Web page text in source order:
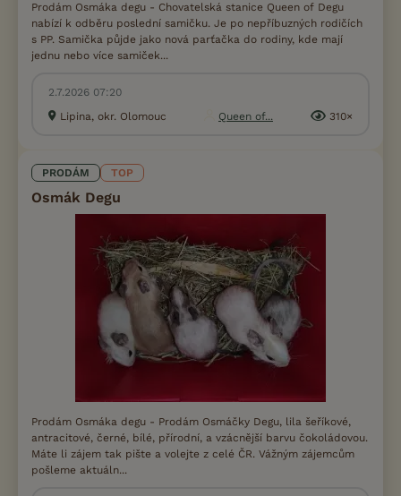
Prodám Osmáka degu - Chovatelská stanice Queen of Degu
nabízí k odběru poslední samičku. Je po nepříbuzných rodičích
s PP. Samička půjde jako nová parťačka do rodiny, kde mají
jednu nebo více samiček...
2.7.2026 07:20
Lipina, okr. Olomouc
Queen of... 310×
PRODÁM TOP
Osmák Degu
Prodám Osmáka degu - Prodám Osmáčky Degu, lila šeříkové,
antracitové, černé, bílé, přírodní, a vzácnější barvu čokoládovou.
Máte li zájem tak pište a volejte z celé ČR. Vážným zájemcům
pošleme aktuáln...